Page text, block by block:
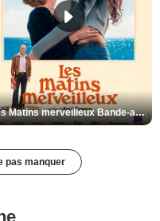
Les Matins merveilleux Bande-annonce VF
pas manquer